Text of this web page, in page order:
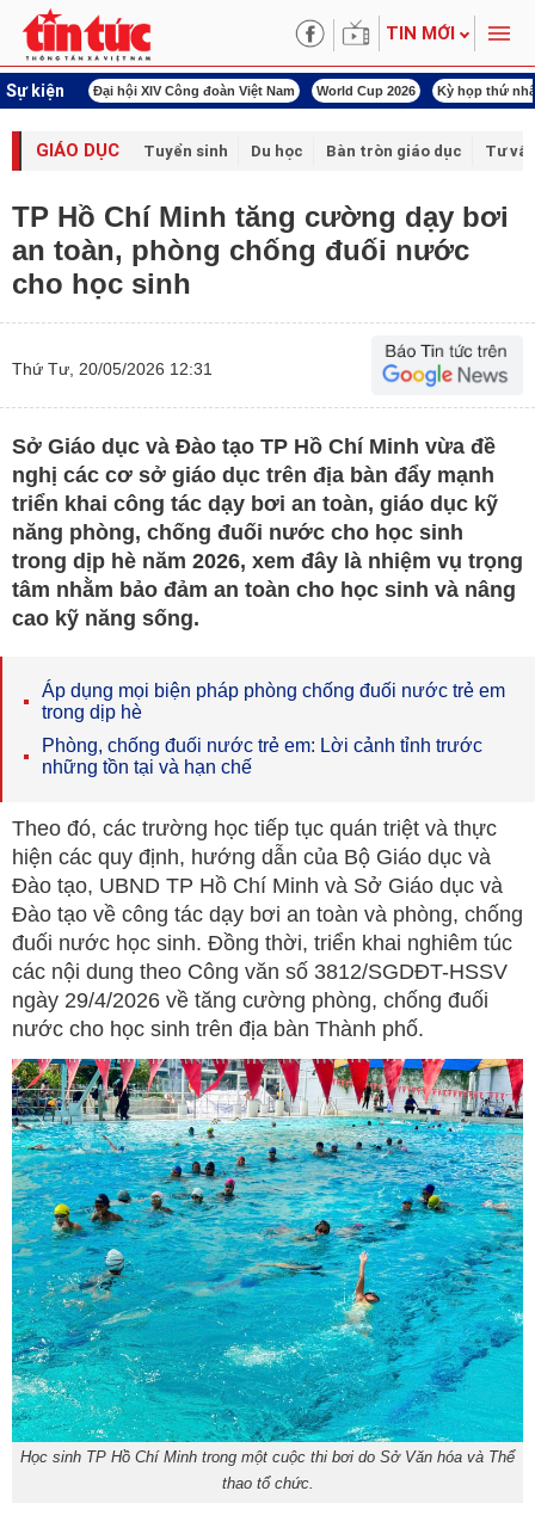
TIN MỚI
Sự kiện
ngày đêm Đại hội XIV Công đoàn Việt Nam World Cup 2026 Kỳ họp thứ
GIÁO DỤC Tuyển sinh Du học Bàn tròn giáo dục Tư
TP Hồ Chí Minh tăng cường dạy bơi
an toàn, phòng chống đuối nước
cho học sinh
Thứ Tư, 20/05/2026 12:31
Sở Giáo dục và Đào tạo TP Hồ Chí Minh vừa đề
nghị các cơ sở giáo dục trên địa bàn đẩy mạnh
triển khai công tác dạy bơi an toàn, giáo dục kỹ
năng phòng, chống đuối nước cho học sinh
trong dịp hè năm 2026, xem đây là nhiệm vụ trọng
tâm nhằm bảo đảm an toàn cho học sinh và nâng
cao kỹ năng sống.
Áp dụng mọi biện pháp phòng chống đuối nước trẻ em
trong dịp hè
Phòng, chống đuối nước trẻ em: Lời cảnh tỉnh trước
những tồn tại và hạn chế
Theo đó, các trường học tiếp tục quán triệt và thực
hiện các quy định, hướng dẫn của Bộ Giáo dục và
Đào tạo, UBND TP Hồ Chí Minh và Sở Giáo dục và
Đào tạo về công tác dạy bơi an toàn và phòng, chống
đuối nước học sinh. Đồng thời, triển khai nghiêm túc
các nội dung theo Công văn số 3812/SGDĐT-HSSV
ngày 29/4/2026 về tăng cường phòng, chống đuối
nước cho học sinh trên địa bàn Thành phố.
Học sinh TP Hồ Chí Minh trong một cuộc thi bơi do Sở Văn hóa và Thể
thao tổ chức.